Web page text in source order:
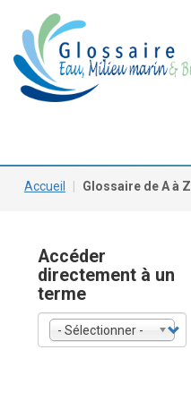
contenu
principal
Main
navigation
Accueil Glossaire de A à Z
Accéder
directement à un
terme
- Sélectionner -